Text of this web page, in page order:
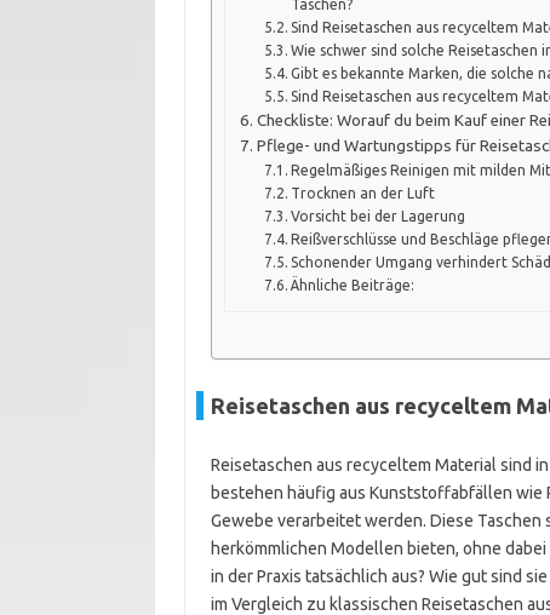
Taschen?
Sind Reisetaschen aus recyceltem
Wie schwer sind solche Reisetaschen
Gibt es bekannte Marken, die solche
Sind Reisetaschen aus recyceltem
Checkliste: Worauf du beim Kauf einer
Pflege- und Wartungstipps für
Regelmäßiges Reinigen mit milden
Trocknen an der Luft
Vorsicht bei der Lagerung
Reißverschlüsse und Beschläge
Schonender Umgang verhindert
Ähnliche Beiträge:
Reisetaschen aus recyceltem
Reisetaschen aus recyceltem Material sind
bestehen häufig aus Kunststoffabfällen wie
Gewebe verarbeitet werden. Diese
herkömmlichen Modellen bieten, ohne
in der Praxis tatsächlich aus? Wie gut sind
im Vergleich zu klassischen Reisetaschen